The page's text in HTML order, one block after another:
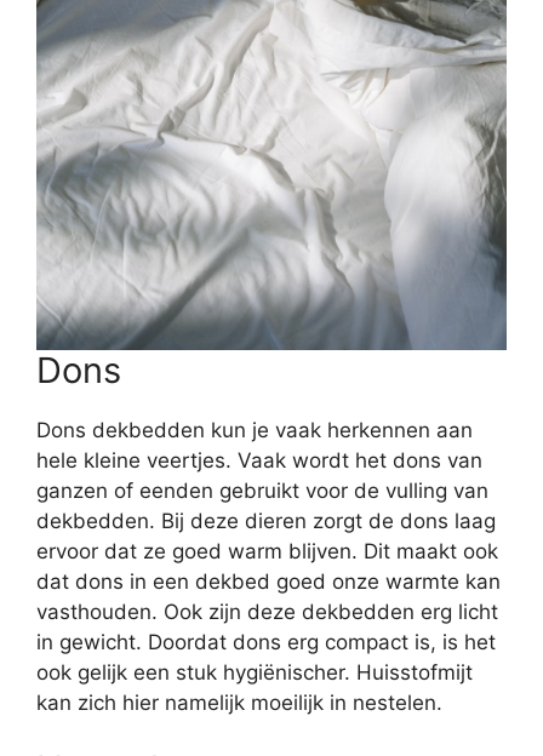
Dons
Dons dekbedden kun je vaak herkennen aan
hele kleine veertjes. Vaak wordt het dons van
ganzen of eenden gebruikt voor de vulling van
dekbedden. Bij deze dieren zorgt de dons laag
ervoor dat ze goed warm blijven. Dit maakt ook
dat dons in een dekbed goed onze warmte kan
vasthouden. Ook zijn deze dekbedden erg licht
in gewicht. Doordat dons erg compact is, is het
ook gelijk een stuk hygiënischer. Huisstofmijt
kan zich hier namelijk moeilijk in nestelen.